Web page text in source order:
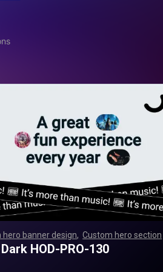
hero banner design ,Custom hero section
,,,,,,,,,,,,,,,,,,,,,, ,,,,,,,,,,,,,,,,,,,,,,,
,,,,,,,,,,,,,,,,,,,,,, ,,,,,,,,,,,,,,,,,,,,,,,
HOD-PRO-130